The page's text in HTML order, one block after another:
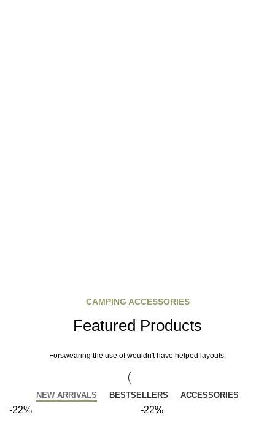
CAMPING ACCESSORIES
Featured Products
Forswearing the use of wouldn't have helped layouts.
NEW ARRIVALS BESTSELLERS ACCESSORIES
-22% -22%